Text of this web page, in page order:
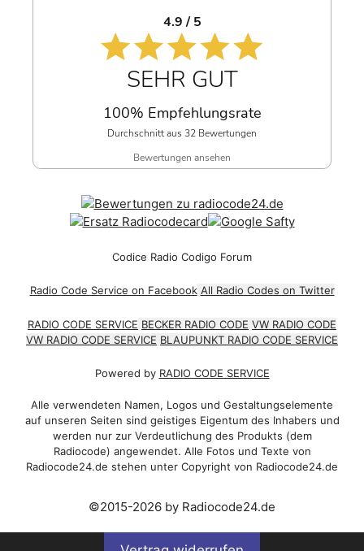
4.9 / 5
SEHR GUT
100% Empfehlungsrate
Durchschnitt aus 32 Bewertungen
Bewertungen ansehen
Codice Radio Codigo Forum
Radio Code Service on Facebook All Radio Codes on Twitter
RADIO CODE SERVICE BECKER RADIO CODE VW RADIO CODE
VW RADIO CODE SERVICE BLAUPUNKT RADIO CODE SERVICE
Powered by RADIO CODE SERVICE
Alle verwendeten Namen, Logos und Gestaltungselemente
auf unseren Seiten sind geistiges Eigentum des Inhabers und
werden nur zur Verdeutlichung des Produkts (dem
Radiocode) angewendet. Alle Fotos und Texte von
Radiocode24.de stehen unter Copyright von Radiocode24.de
©2015-2026 by Radiocode24.de